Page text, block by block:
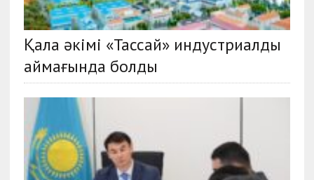
Қала әкімі «Тассай» индустриалды
аймағында болды